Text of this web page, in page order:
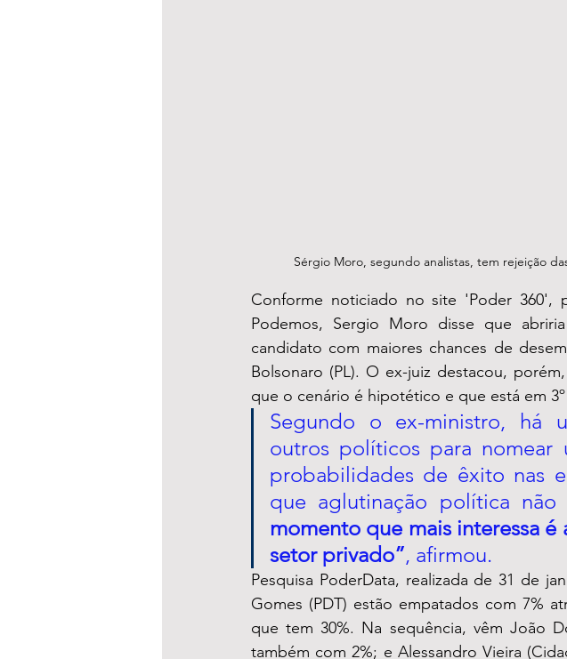
Sérgio Moro, segundo analistas, tem rejeição
Conforme noticiado no site 'Poder 360',
Podemos, Sergio Moro disse que
candidato com maiores chances de
Bolsonaro (PL). O ex-juiz destacou,
que o cenário é hipotético e que está em
Segundo o ex-ministro, há
outros políticos para nomear
probabilidades de êxito nas
que aglutinação política
momento que mais interessa é
setor privado”, afirmou.
Pesquisa PoderData, realizada de 31 de
Gomes (PDT) estão empatados com 7%
que tem 30%. Na sequência, vêm João
também com 2%; e Alessandro Vieira